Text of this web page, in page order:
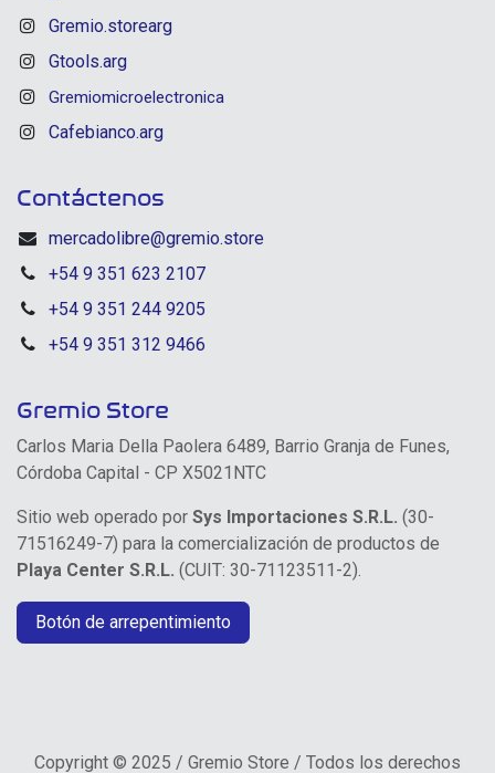
Gremio.storearg
Gtools.arg
Gremiomicroelectronica
Cafebianco.arg
Contáctenos
mercadolibre@gremio.store
+54 9 351 623 2107
+54 9 351 244 9205
+54 9 351 312 9466
Gremio Store
Carlos Maria Della Paolera 6489, Barrio Granja de Funes,
Córdoba Capital - CP X5021NTC
Sitio web operado por Sys Importaciones S.R.L. (30-
71516249-7) para la comercialización de productos de
Playa Center S.R.L. (CUIT: 30-71123511-2).
Botón de arrepentimiento
Copyright © 2025 / Gremio Store / Todos los derechos